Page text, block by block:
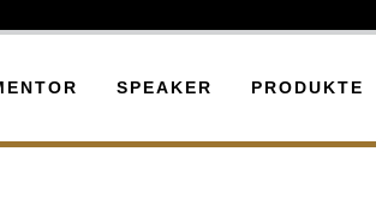
SPEAKER PRODUKTE